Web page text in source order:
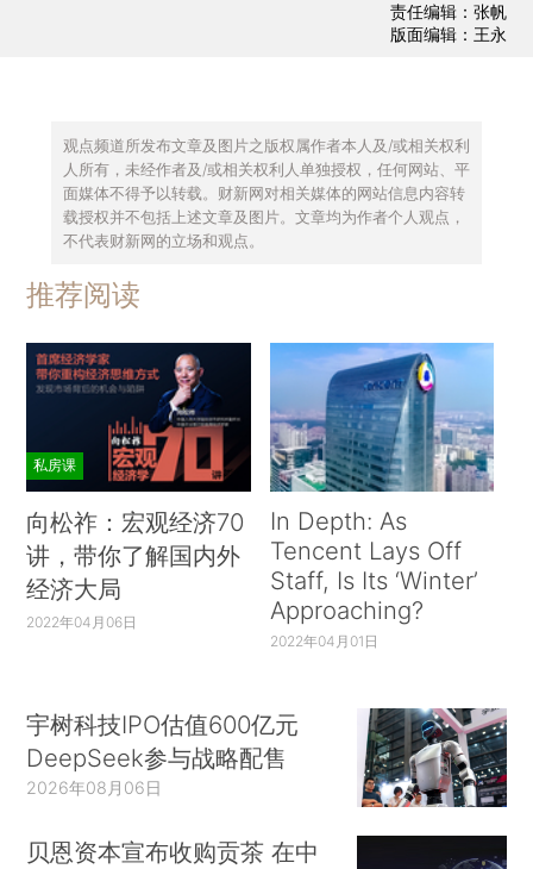
责任编辑：张帆
版面编辑：王永
观点频道所发布文章及图片之版权属作者本人及/或相关权利
人所有，未经作者及/或相关权利人单独授权，任何网站、平
面媒体不得予以转载。财新网对相关媒体的网站信息内容转
载授权并不包括上述文章及图片。文章均为作者个人观点，
不代表财新网的立场和观点。
推荐阅读
私房课
向松祚：宏观经济70
讲，带你了解国内外
经济大局
2022年04月06日
In Depth: As
Tencent Lays Off
Staff, Is Its ‘Winter’
Approaching?
2022年04月01日
宇树科技IPO估值600亿元
DeepSeek参与战略配售
2026年08月06日
贝恩资本宣布收购贡茶 在中